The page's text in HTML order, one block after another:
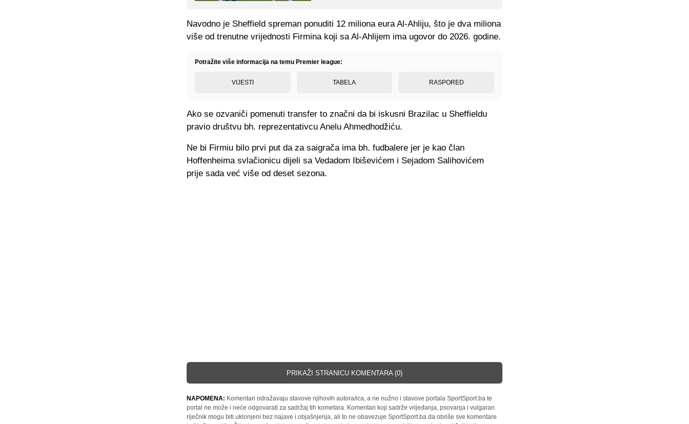
Navodno je Sheffield spreman ponuditi 12 miliona eura Al-Ahliju, što je dva miliona
više od trenutne vrijednosti Firmina koji sa Al-Ahlijem ima ugovor do 2026. godine.
Potražite više informacija na temu Premier league:
VIJESTI TABELA RASPORED
Ako se ozvaniči pomenuti transfer to značni da bi iskusni Brazilac u Sheffieldu
pravio društvu bh. reprezentativcu Anelu Ahmedhodžiću.
Ne bi Firmiu bilo prvi put da za saigrača ima bh. fudbalere jer je kao član
Hoffenheima svlačionicu dijeli sa Vedadom Ibiševićem i Sejadom Salihovićem
prije sada već više od deset sezona.
PRIKAŽI STRANICU KOMENTARA (0)
NAPOMENA: Komentari odražavaju stavove njihovih autora/ica, a ne nužno i stavove portala SportSport.ba te
portal ne može i neće odgovarati za sadržaj tih kometara. Komentari koji sadrže vrijeđanja, psovanja i vulgaran
riječnik mogu biti uklonjeni bez najave i objašnjenja, ali to ne obavezuje SportSport.ba da obriše sve komentare